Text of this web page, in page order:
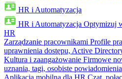
HR i Automatyzacja
HR i Automatyzacja Optymizuj
HR
Zarządzanie pracownikami Profile
uprawnienia dostępu, Active
Kultura i zaangażowanie Firmowe
uznania, tagi, osobiste powiadomienia
Aplikacja mobilna dla HR Czat,